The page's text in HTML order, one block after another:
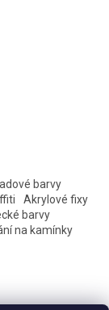
barvy
Akrylové fixy
barvy
na kamínky